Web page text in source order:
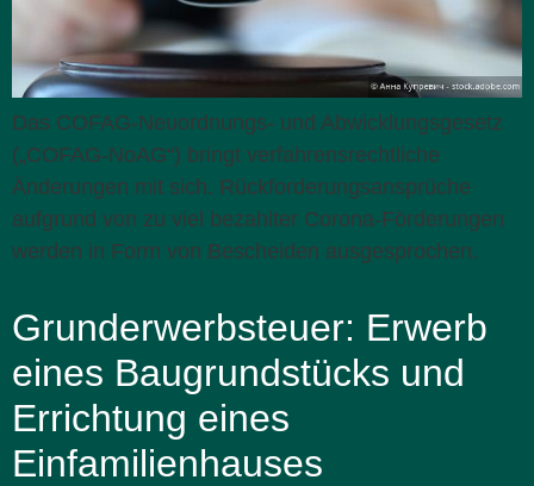
Das COFAG-Neuordnungs- und Abwicklungsgesetz
(„COFAG-NoAG“) bringt verfahrensrechtliche
Änderungen mit sich. Rückforderungsansprüche
aufgrund von zu viel bezahlter Corona-Förderungen
werden in Form von Bescheiden ausgesprochen.
Grunderwerbsteuer: Erwerb
eines Baugrundstücks und
Errichtung eines
Einfamilienhauses